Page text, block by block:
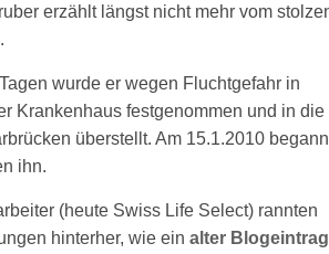
erzählt längst nicht mehr vom
wurde er wegen Fluchtgefahr in
Krankenhaus festgenommen und in die
überstellt. Am 15.1.2010 begann
ihn.
(heute Swiss Life Select) rannten
hinterher, wie ein alter Blogeintrag